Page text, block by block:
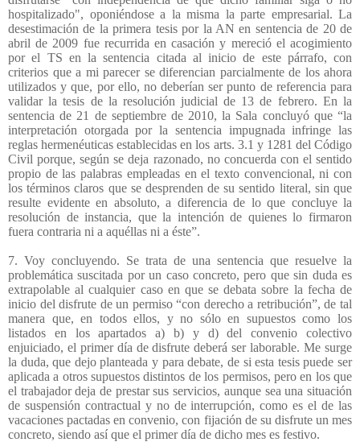
hospitalizado", oponiéndose a la misma la parte empresarial. La
desestimación de la primera tesis por la AN en sentencia de 20 de
abril de 2009 fue recurrida en casación y mereció el acogimiento
por el TS en la sentencia citada al inicio de este párrafo, con
criterios que a mi parecer se diferencian parcialmente de los ahora
utilizados y que, por ello, no deberían ser punto de referencia para
validar la tesis de la resolución judicial de 13 de febrero. En la
sentencia de 21 de septiembre de 2010, la Sala concluyó que “la
interpretación otorgada por la sentencia impugnada infringe las
reglas hermenéuticas establecidas en los arts. 3.1 y 1281 del Código
Civil porque, según se deja razonado, no concuerda con el sentido
propio de las palabras empleadas en el texto convencional, ni con
los términos claros que se desprenden de su sentido literal, sin que
resulte evidente en absoluto, a diferencia de lo que concluye la
resolución de instancia, que la intención de quienes lo firmaron
fuera contraria ni a aquéllas ni a éste”.
7. Voy concluyendo. Se trata de una sentencia que resuelve la
problemática suscitada por un caso concreto, pero que sin duda es
extrapolable al cualquier caso en que se debata sobre la fecha de
inicio del disfrute de un permiso “con derecho a retribución”, de tal
manera que, en todos ellos, y no sólo en supuestos como los
listados en los apartados a) b) y d) del convenio colectivo
enjuiciado, el primer día de disfrute deberá ser laborable. Me surge
la duda, que dejo planteada y para debate, de si esta tesis puede ser
aplicada a otros supuestos distintos de los permisos, pero en los que
el trabajador deja de prestar sus servicios, aunque sea una situación
de suspensión contractual y no de interrupción, como es el de las
vacaciones pactadas en convenio, con fijación de su disfrute un mes
concreto, siendo así que el primer día de dicho mes es festivo.